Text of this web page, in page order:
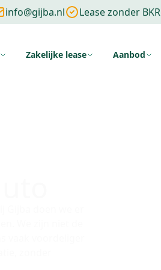
info@gijba.nl Lease zonder BKR
Zakelijke lease Aanbod